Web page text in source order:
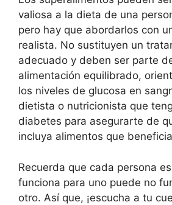
valiosa a la dieta de una
pero hay que abordarlos con
realista. No sustituyen un
adecuado y deben ser parte
alimentación equilibrado,
los niveles de glucosa en
dietista o nutricionista que
diabetes para asegurarte de
incluya alimentos que
Recuerda que cada persona
funciona para uno puede no
otro. Así que, ¡escucha a tu